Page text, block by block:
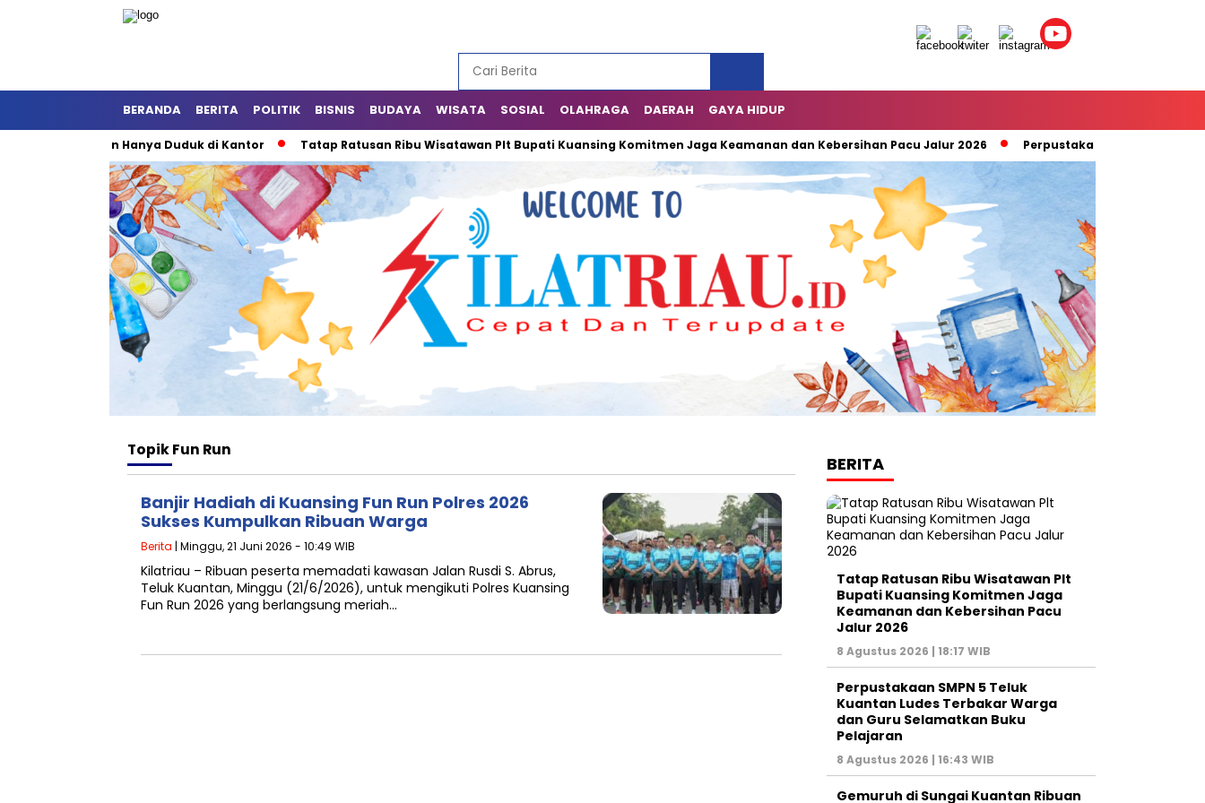
BERANDA BERITA POLITIK BISNIS BUDAYA WISATA SOSIAL OLAHRAGA DAERAH GAYA HIDUP
Jangan Hanya Duduk di Kantor Tatap Ratusan Ribu Wisatawan Plt Bupati Kuansing Komitmen Jaga Keamanan dan Kebersihan Pacu Jalur 2026 Perpustakaan SMPN 5 Teluk
TopikFun Run
Banjir Hadiah di Kuansing Fun Run Polres 2026
Sukses Kumpulkan Ribuan Warga
Berita | Minggu, 21 Juni 2026 - 10:49 WIB
Kilatriau – Ribuan peserta memadati kawasan Jalan Rusdi S. Abrus,
Teluk Kuantan, Minggu (21/6/2026), untuk mengikuti Polres Kuansing
Fun Run 2026 yang berlangsung meriah…
BERITA
Tatap Ratusan Ribu Wisatawan Plt
Bupati Kuansing Komitmen Jaga
Keamanan dan Kebersihan Pacu
Jalur 2026
8 Agustus 2026 | 18:17 WIB
Perpustakaan SMPN 5 Teluk
Kuantan Ludes Terbakar Warga
dan Guru Selamatkan Buku
Pelajaran
8 Agustus 2026 | 16:43 WIB
Gemuruh di Sungai Kuantan Ribuan